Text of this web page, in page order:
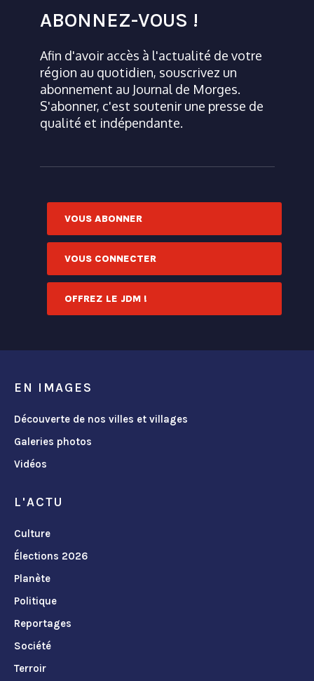
ABONNEZ-VOUS !
Afin d'avoir accès à l'actualité de votre
région au quotidien, souscrivez un
abonnement au Journal de Morges.
S'abonner, c'est soutenir une presse de
qualité et indépendante.
VOUS ABONNER
VOUS CONNECTER
OFFREZ LE JDM !
EN IMAGES
Découverte de nos villes et villages
Galeries photos
Vidéos
L'ACTU
Culture
Élections 2026
Planète
Politique
Reportages
Société
Terroir